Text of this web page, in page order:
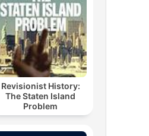
Revisionist History:
The Staten Island
Problem